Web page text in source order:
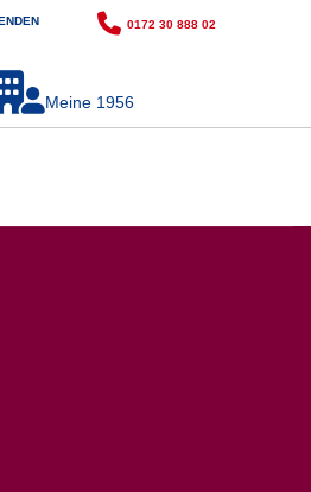
0172 30 888 02
Meine 1956